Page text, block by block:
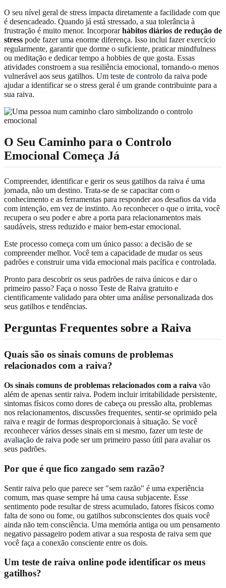
O seu nível geral de stress impacta diretamente a facilidade com que
é desencadeado. Quando já está stressado, a sua tolerância à
frustração é muito menor. Incorporarhábitos diários de redução de
stress pode fazer uma enorme diferença. Isso inclui fazer exercício
regularmente, garantir que dorme o suficiente, praticar mindfulness
ou meditação e dedicar tempo a hobbies de que gosta. Essas
atividades constroem a sua resiliência emocional, tornando-o menos
vulnerável aos seus gatilhos. Um teste de controlo da raiva pode
ajudar a identificar se o stress geral é um grande contribuinte para a
sua raiva.
O Seu Caminho para o Controlo
Emocional Começa Já
Compreender, identificar e gerir os seus gatilhos da raiva é uma
jornada, não um destino. Trata-se de se capacitar com o
conhecimento e as ferramentas para responder aos desafios da vida
com intenção, em vez de instinto. Ao reconhecer o que o irrita, você
recupera o seu poder e abre a porta para relacionamentos mais
saudáveis, stress reduzido e maior bem-estar emocional.
Este processo começa com um único passo: a decisão de se
compreender melhor. Você tem a capacidade de mudar os seus
padrões e construir uma vida emocional mais pacífica e controlada.
Pronto para descobrir os seus padrões de raiva únicos e dar o
primeiro passo? Faça o nosso Teste de Raiva gratuito e
cientificamente validado para obter uma análise personalizada dos
seus gatilhos e tendências.
Perguntas Frequentes sobre a Raiva
Quais são os sinais comuns de problemas
relacionados com a raiva?
Os sinais comuns de problemas relacionados com a raiva vão
além de apenas sentir raiva. Podem incluir irritabilidade persistente,
sintomas físicos como dores de cabeça ou pressão alta, problemas
nos relacionamentos, discussões frequentes, sentir-se oprimido pela
raiva e reagir de formas desproporcionais à situação. Se você
reconhecer vários desses sinais em si mesmo, fazer um teste de
avaliação de raiva pode ser um primeiro passo útil para avaliar os
seus padrões.
Por que é que fico zangado sem razão?
Sentir raiva pelo que parece ser "sem razão" é uma experiência
comum, mas quase sempre há uma causa subjacente. Esse
sentimento pode resultar de stress acumulado, fatores físicos como
falta de sono ou fome, ou gatilhos subconscientes dos quais você
ainda não tem consciência. Uma memória antiga ou um pensamento
negativo passageiro podem ativar a sua resposta de raiva sem que
você faça a conexão consciente entre os dois.
Um teste de raiva online pode identificar os meus
gatilhos?